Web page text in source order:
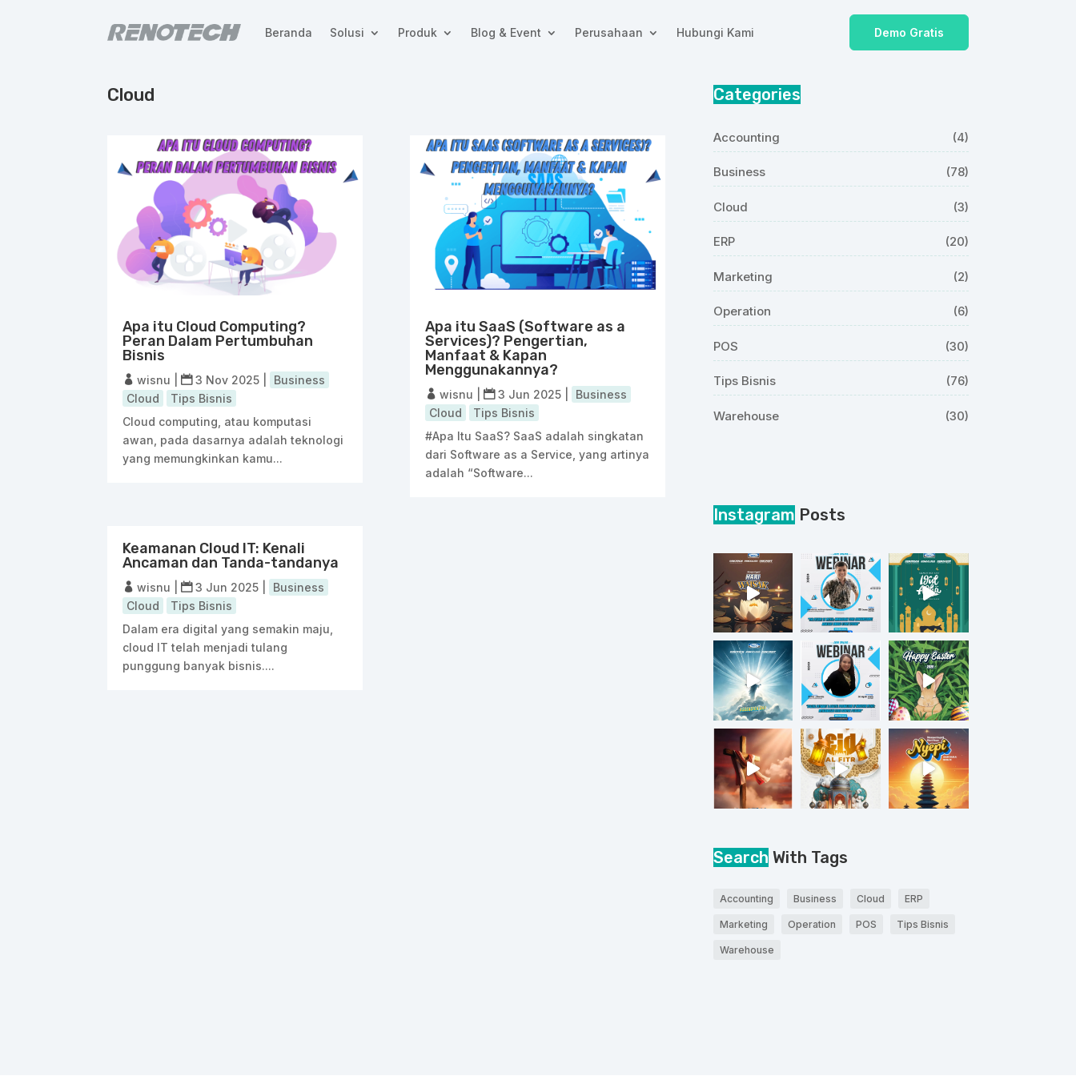
Beranda Solusi Produk Blog & Event Perusahaan Hubungi Kami Demo Gratis
Cloud
Apa itu Cloud Computing?
Peran Dalam Pertumbuhan
Bisnis
wisnu | 3 Nov 2025
Business
Cloud
Tips Bisnis
Cloud computing, atau komputasi
awan, pada dasarnya adalah teknologi
yang memungkinkan kamu...
Keamanan Cloud IT: Kenali
Ancaman dan Tanda-tandanya
wisnu | 3 Jun 2025
Business
Cloud
Tips Bisnis
Dalam era digital yang semakin maju,
cloud IT telah menjadi tulang
punggung banyak bisnis....
Apa itu SaaS (Software as a
Services)? Pengertian,
Manfaat & Kapan
Menggunakannya?
wisnu | 3 Jun 2025
Business
Cloud
Tips Bisnis
#Apa Itu SaaS? SaaS adalah singkatan
dari Software as a Service, yang artinya
adalah “Software...
Categories
Accounting (4)
Business (78)
Cloud (3)
ERP (20)
Marketing (2)
Operation (6)
POS (30)
Tips Bisnis (76)
Warehouse (30)
Instagram Posts
Search With Tags
Accounting Business Cloud ERP
Marketing Operation POS Tips Bisnis
Warehouse